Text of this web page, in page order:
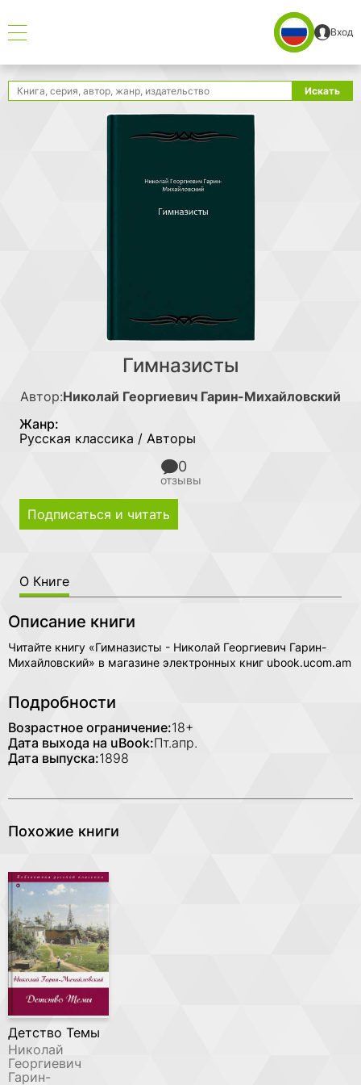
Вход
Поиск Искать
Гимназисты
Автор:Николай Георгиевич Гарин-Михайловский
Жанр:
Русская классика / Авторы
0
отзывы
Подписаться и читать
О Книге
Описание книги
Читайте книгу «Гимназисты - Николай Георгиевич Гарин-
Михайловский» в магазине электронных книг ubook.ucom.am
Подробности
Возрастное ограничение:18+
Дата выхода на uBook:Пт.апр.
Дата выпуска:1898
Похожие книги
Детство Темы
Николай
Георгиевич
Гарин-